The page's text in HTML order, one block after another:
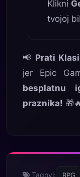
Klikni
tvojoj
📢 Prati
jer Epic
besplatnu
praznika!
Tagovi: RPG